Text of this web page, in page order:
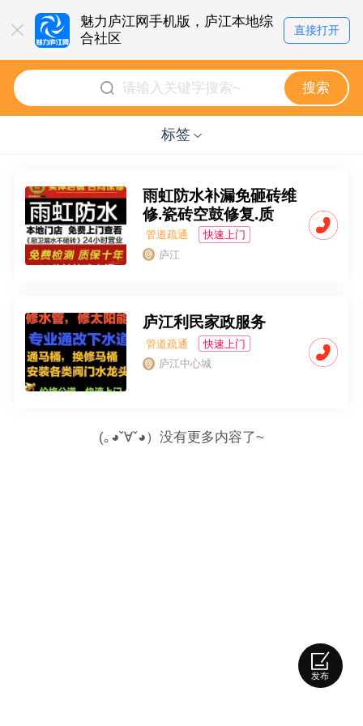
魅力庐江网手机版，庐江本地综
合社区
直接打开
搜索
标签
雨虹防水补漏免砸砖维
修.瓷砖空鼓修复.质
管道疏通
快速上门
庐江
庐江利民家政服务
管道疏通
快速上门
沟通便利
庐江中心城
(｡◕ˇ∀ˇ◕）没有更多内容了~
发布